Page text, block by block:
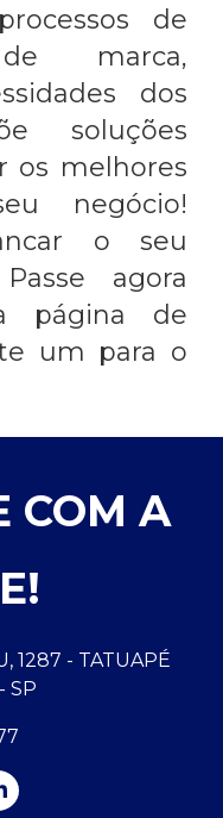
de
de marca,
dos
soluções
os melhores
negócio!
o seu
agora
página de
um para o
COM A
1287 - TATUAPÉ
SP